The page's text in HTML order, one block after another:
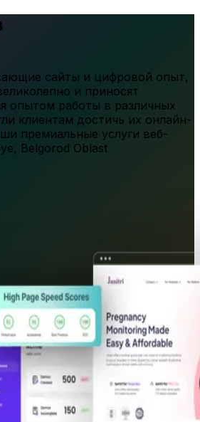
сайты и цифровой опыт,
и приносят
опытом работы в различных
клиентам достичь их онлайн-
премиальные услуги веб-
, Belgorod Oblast